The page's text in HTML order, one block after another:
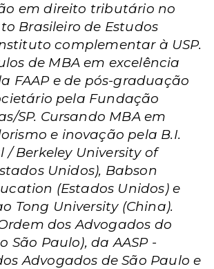
em direito tributário no
Brasileiro de Estudos
complementar à USP.
de MBA em excelência
FAAP e de pós-graduação
pela Fundação
SP. Cursando MBA em
e inovação pela B.I.
Berkeley University of
Unidos), Babson
(Estados Unidos) e
Tong University (China).
dos Advogados do
São Paulo), da AASP -
Advogados de São Paulo e